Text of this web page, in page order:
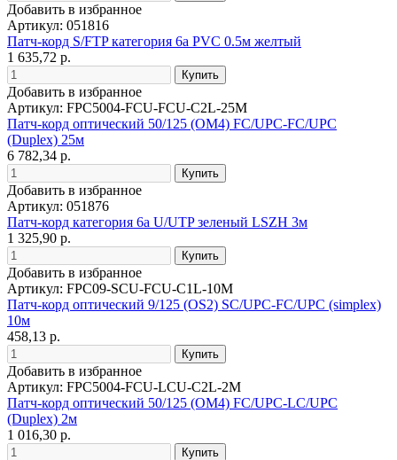
Добавить в избранное
Артикул: 051816
Патч-корд S/FTP категория 6а PVC 0.5м желтый
1 635,72 р.
Добавить в избранное
Артикул: FPC5004-FCU-FCU-C2L-25M
Патч-корд оптический 50/125 (OM4) FC/UPC-FC/UPC
(Duplex) 25м
6 782,34 р.
Добавить в избранное
Артикул: 051876
Патч-корд категория 6a U/UTP зеленый LSZH 3м
1 325,90 р.
Добавить в избранное
Артикул: FPC09-SCU-FCU-C1L-10M
Патч-корд оптический 9/125 (OS2) SC/UPC-FC/UPC (simplex)
10м
458,13 р.
Добавить в избранное
Артикул: FPC5004-FCU-LCU-C2L-2M
Патч-корд оптический 50/125 (OM4) FC/UPC-LC/UPC
(Duplex) 2м
1 016,30 р.